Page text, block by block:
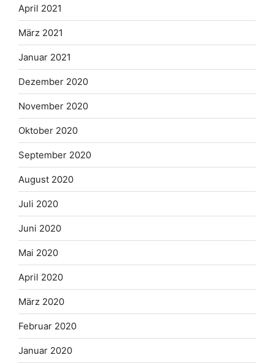
April 2021
März 2021
Januar 2021
Dezember 2020
November 2020
Oktober 2020
September 2020
August 2020
Juli 2020
Juni 2020
Mai 2020
April 2020
März 2020
Februar 2020
Januar 2020